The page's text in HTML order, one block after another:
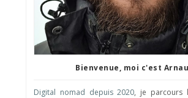
Bienvenue, moi c'est
Digital nomad depuis 2020, je parcours